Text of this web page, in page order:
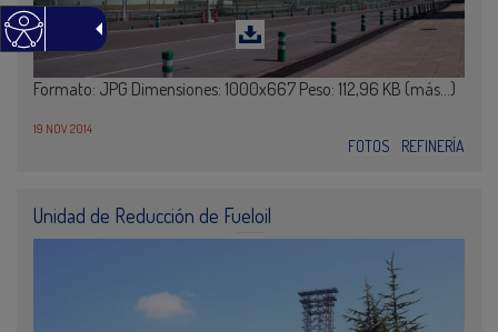
Formato: JPG Dimensiones: 1000x667 Peso: 112,96 KB (más…)
19 NOV 2014
FOTOS REFINERÍA
Unidad de Reducción de Fueloil